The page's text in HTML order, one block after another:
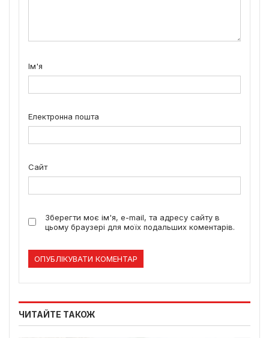
Ім'я
Електронна пошта
Сайт
Зберегти моє ім'я, e-mail, та адресу сайту в
цьому браузері для моїх подальших коментарів.
ЧИТАЙТЕ ТАКОЖ